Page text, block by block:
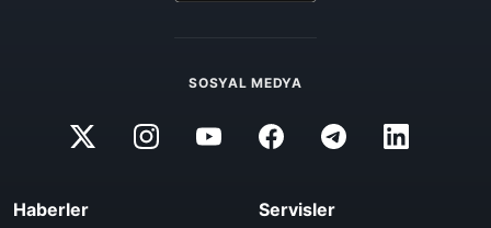
SOSYAL MEDYA
Haberler Servisler